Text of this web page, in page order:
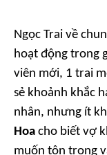
Ngọc Trai về
hoạt động trong
viên mới, 1 trai
sẻ khoảnh khắc
nhân, nhưng ít
Hoa cho biết vợ
muốn tôn trọng